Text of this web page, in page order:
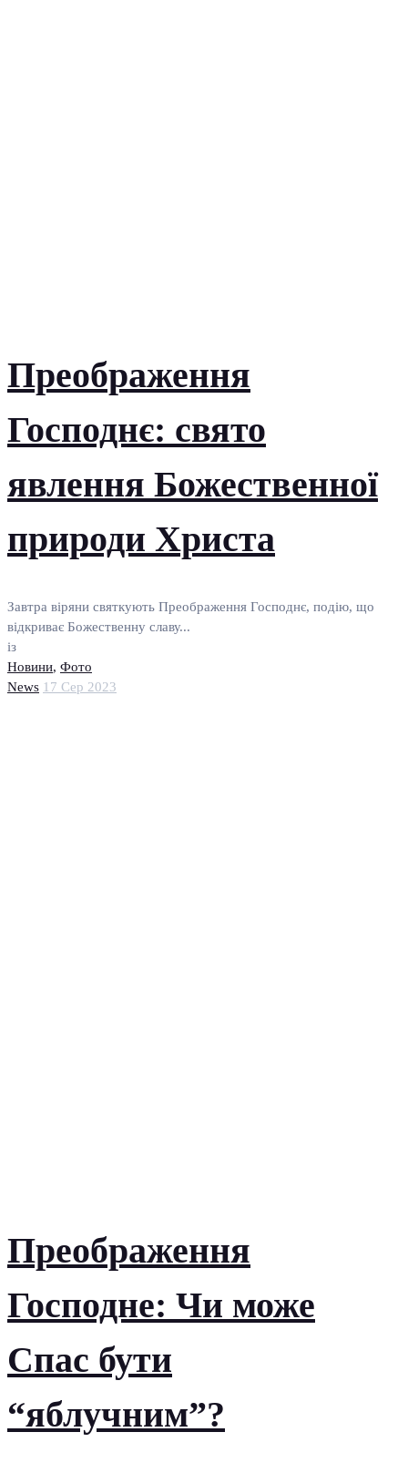
Преображення
Господнє: свято
явлення Божественної
природи Христа
Завтра віряни святкують Преображення Господнє, подію, що
відкриває Божественну славу...
із
Новини, Фото
News 17 Сер 2023
Преображення
Господне: Чи може
Спас бути
“яблучним”?